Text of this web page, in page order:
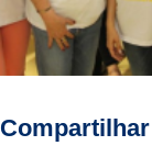
Compartilhar